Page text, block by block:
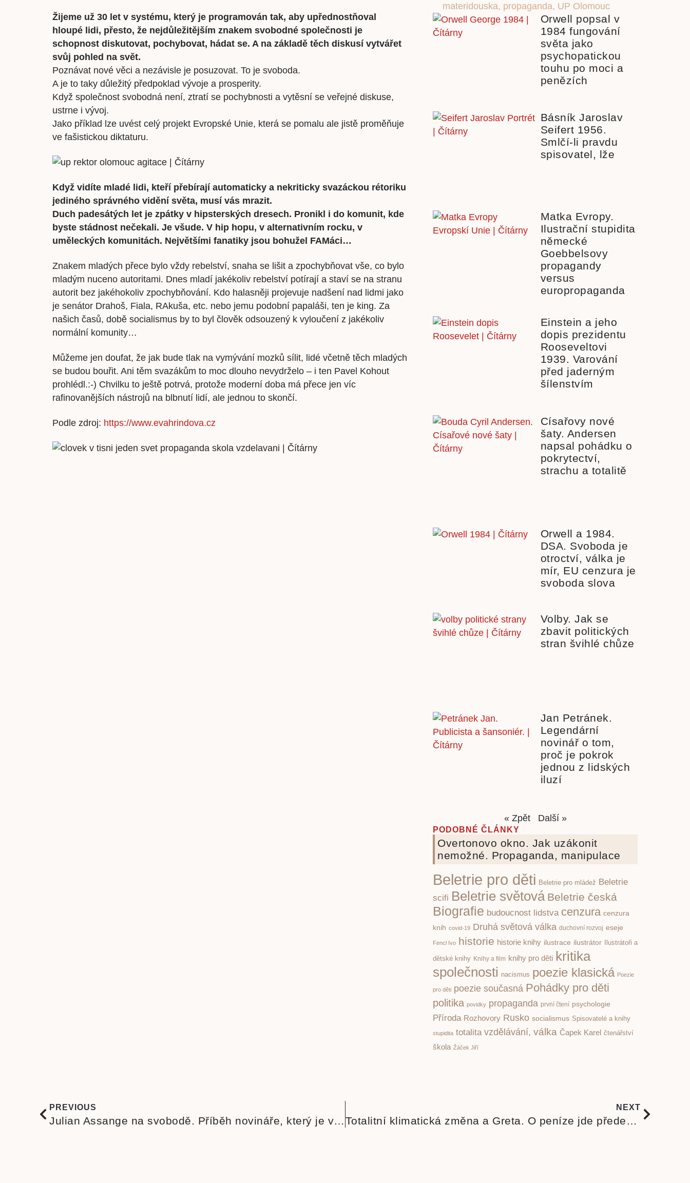
Žijeme už 30 let v systému, který je programován tak, aby upřednostňoval
hloupé lidi, přesto, že nejdůležitějším znakem svobodné společnosti je
schopnost diskutovat, pochybovat, hádat se. A na základě těch diskusí vytvářet
svůj pohled na svět.
Poznávat nové věci a nezávisle je posuzovat. To je svoboda.
A je to taky důležitý předpoklad vývoje a prosperity.
Když společnost svobodná není, ztratí se pochybnosti a vytěsní se veřejné diskuse,
ustrne i vývoj.
Jako příklad lze uvést celý projekt Evropské Unie, která se pomalu ale jistě proměňuje
ve fašistickou diktaturu.
Když vidíte mladé lidi, kteří přebírají automaticky a nekriticky svazáckou rétoriku
jediného správného vidění světa, musí vás mrazit.
Duch padesátých let je zpátky v hipsterských dresech. Pronikl i do komunit, kde
byste stádnost nečekali. Je všude. V hip hopu, v alternativním rocku, v
uměleckých komunitách. Největšími fanatiky jsou bohužel FAMáci…
Znakem mladých přece bylo vždy rebelství, snaha se lišit a zpochybňovat vše, co bylo
mladým nuceno autoritami. Dnes mladí jakékoliv rebelství potírají a staví se na stranu
autorit bez jakéhokoliv zpochybňování. Kdo halasněji projevuje nadšení nad lidmi jako
je senátor Drahoš, Fiala, RAkuša, etc. nebo jemu podobní papaláši, ten je king. Za
našich časů, době socialismus by to byl člověk odsouzený k vyloučení z jakékoliv
normální komunity…
Můžeme jen doufat, že jak bude tlak na vymývání mozků sílit, lidé včetně těch mladých
se budou bouřit. Ani těm svazákům to moc dlouho nevydrželo – i ten Pavel Kohout
prohlédl.:-) Chvilku to ještě potrvá, protože moderní doba má přece jen víc
rafinovanějších nástrojů na blbnutí lidí, ale jednou to skončí.
Podle zdroj: https://www.evahrindova.cz
materidouska, propaganda, UP Olomouc
Orwell popsal v
1984 fungování
světa jako
psychopatickou
touhu po moci a
penězích
Básník Jaroslav
Seifert 1956.
Smlčí-li pravdu
spisovatel, lže
Matka Evropy.
Ilustrační stupidita
německé
Goebbelsovy
propagandy
versus
europropaganda
Einstein a jeho
dopis prezidentu
Rooseveltovi
1939. Varování
před jaderným
šílenstvím
Císařovy nové
šaty. Andersen
napsal pohádku o
pokrytectví,
strachu a totalitě
Orwell a 1984.
DSA. Svoboda je
otroctví, válka je
mír, EU cenzura je
svoboda slova
Volby. Jak se
zbavit politických
stran švihlé chůze
Jan Petránek.
Legendární
novinář o tom,
proč je pokrok
jednou z lidských
iluzí
« Zpět Další »
PODOBNÉ ČLÁNKY
Overtonovo okno. Jak uzákonit
nemožné. Propaganda, manipulace
Beletrie pro děti Beletrie pro mládež
Beletrie
scifi Beletrie světová Beletrie česká
Biografie budoucnost lidstva cenzura cenzura
knih covid-19 Druhá světová válka duchovní rozvoj eseje
Fencl Ivo historie historie knihy ilustrace ilustrátor Ilustrátoři a
dětské knihy Knihy a film knihy pro děti kritika
společnosti nacismus poezie klasická Poezie
pro děti poezie současná Pohádky pro děti
politika povidky propaganda první čtení psychologie
Příroda Rozhovory Rusko socialismus Spisovatelé a knihy
stupidita totalita vzdělávání, válka Čapek Karel čtenářství
škola Žáček Jiří
PREVIOUS
Julian Assange na svobodě. Příběh novináře, který je vinen pravdou!
NEXT
Totalitní klimatická změna a Greta. O peníze jde především